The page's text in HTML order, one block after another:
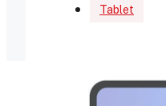
Tablet